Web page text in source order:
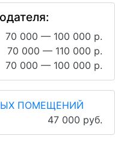
70 000 — 100 000 р.
70 000 — 110 000 р.
70 000 — 100 000 р.
ПОМЕЩЕНИЙ
47 000 руб.